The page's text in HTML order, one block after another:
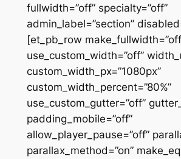
fullwidth=”off” specialty=”off”
admin_label=”section”
[et_pb_row
use_custom_width=”off”
custom_width_px=”1080px”
custom_width_percent=”80%”
use_custom_gutter=”off”
padding_mobile=”off”
allow_player_pause=”off”
parallax_method=”on”